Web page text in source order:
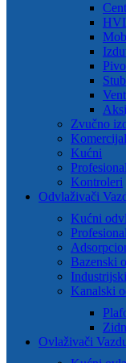
Zvučno
Kućni
Kontroleri
Odvlaživači
Kućni
Bazenski
Kanalski
Ovlaživači